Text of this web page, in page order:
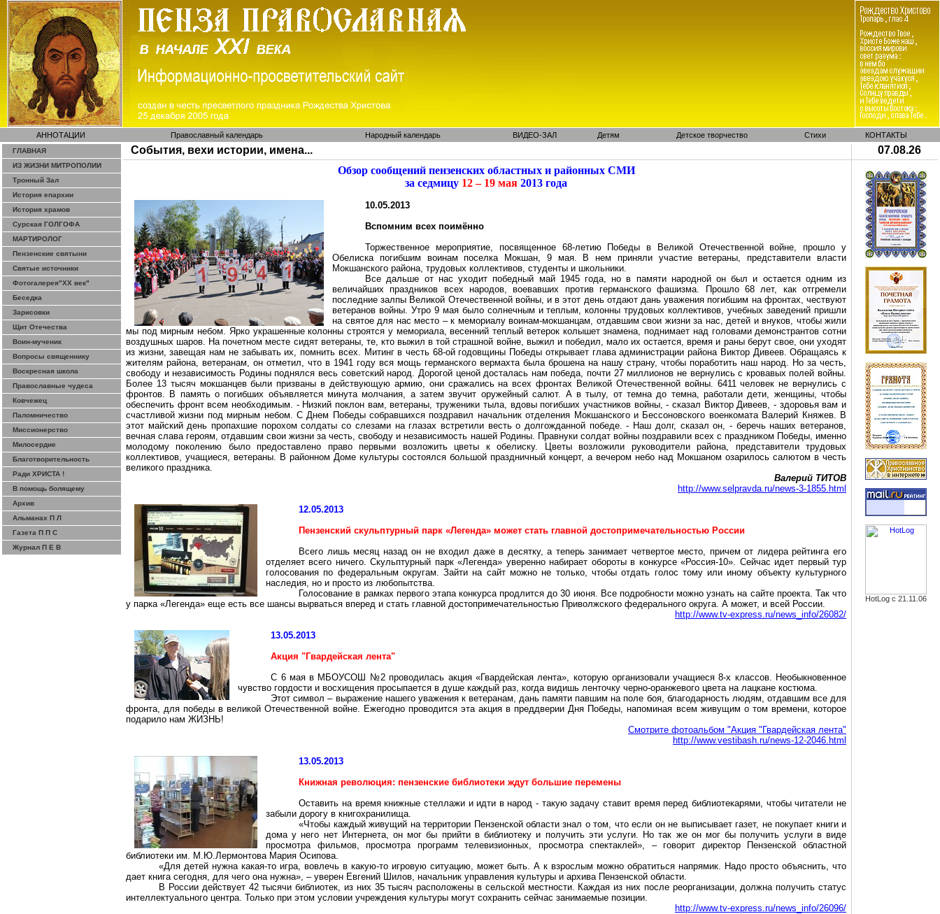
АННОТАЦИИ Православный календарь Народный календарь ВИДЕО-ЗАЛ Детям Детское творчество Стихи КОНТАКТЫ
ГЛАВНАЯ
ИЗ ЖИЗНИ МИТРОПОЛИИ
Тронный Зал
История епархии
История храмов
Сурская ГОЛГОФА
МАРТИРОЛОГ
Пензенские святыни
Святые источники
Фотогалерея"ХХ век"
Беседка
Зарисовки
Щит Отечества
Воин-мученик
Вопросы священнику
Воскресная школа
Православные чудеса
Ковчежец
Паломничество
Миссионерство
Милосердие
Благотворительность
Ради ХРИСТА !
В помощь болящему
Архив
Альманах П Л
Газета П П С
Журнал П Е В
События, вехи истории, имена...
07.08.26
Обзор сообщений пензенских областных и районных СМИ
за седмицу 12 – 19 мая 2013 года
10.05.2013
Вспомним всех поимённо
Торжественное мероприятие, посвященное 68-летию Победы в Великой Отечественной войне, прошло у
Обелиска погибшим воинам поселка Мокшан, 9 мая. В нем приняли участие ветераны, представители власти
Мокшанского района, трудовых коллективов, студенты и школьники.
Все дальше от нас уходит победный май 1945 года, но в памяти народной он был и остается одним из
величайших праздников всех народов, воевавших против германского фашизма. Прошло 68 лет, как отгремели
последние залпы Великой Отечественной войны, и в этот день отдают дань уважения погибшим на фронтах, чествуют
ветеранов войны. Утро 9 мая было солнечным и теплым, колонны трудовых коллективов, учебных заведений пришли
на святое для нас место – к мемориалу воинам-мокшанцам, отдавшим свои жизни за нас, детей и внуков, чтобы жили
мы под мирным небом. Ярко украшенные колонны строятся у мемориала, весенний теплый ветерок колышет знамена, поднимает над головами демонстрантов сотни
воздушных шаров. На почетном месте сидят ветераны, те, кто выжил в той страшной войне, выжил и победил, мало их остается, время и раны берут свое, они уходят
из жизни, завещая нам не забывать их, помнить всех. Митинг в честь 68-ой годовщины Победы открывает глава администрации района Виктор Дивеев. Обращаясь к
жителям района, ветеранам, он отметил, что в 1941 году вся мощь германского вермахта была брошена на нашу страну, чтобы поработить наш народ. Но за честь,
свободу и независимость Родины поднялся весь советский народ. Дорогой ценой досталась нам победа, почти 27 миллионов не вернулись с кровавых полей войны.
Более 13 тысяч мокшанцев были призваны в действующую армию, они сражались на всех фронтах Великой Отечественной войны. 6411 человек не вернулись с
фронтов. В память о погибших объявляется минута молчания, а затем звучит оружейный салют. А в тылу, от темна до темна, работали дети, женщины, чтобы
обеспечить фронт всем необходимым. - Низкий поклон вам, ветераны, труженики тыла, вдовы погибших участников войны, - сказал Виктор Дивеев, - здоровья вам и
счастливой жизни под мирным небом. С Днем Победы собравшихся поздравил начальник отделения Мокшанского и Бессоновского военкомата Валерий Княжев. В
этот майский день пропахшие порохом солдаты со слезами на глазах встретили весть о долгожданной победе. - Наш долг, сказал он, - беречь наших ветеранов,
вечная слава героям, отдавшим свои жизни за честь, свободу и независимость нашей Родины. Правнуки солдат войны поздравили всех с праздником Победы, именно
молодому поколению было предоставлено право первыми возложить цветы к обелиску. Цветы возложили руководители района, представители трудовых
коллективов, учащиеся, ветераны. В районном Доме культуры состоялся большой праздничный концерт, а вечером небо над Мокшаном озарилось салютом в честь
великого праздника.
Валерий ТИТОВ
http://www.selpravda.ru/news-3-1855.html
12.05.2013
Пензенский скульптурный парк «Легенда» может стать главной достопримечательностью России
Всего лишь месяц назад он не входил даже в десятку, а теперь занимает четвертое место, причем от лидера рейтинга его
отделяет всего ничего. Скульптурный парк «Легенда» уверенно набирает обороты в конкурсе «Россия-10». Сейчас идет первый тур
голосования по федеральным округам. Зайти на сайт можно не только, чтобы отдать голос тому или иному объекту культурного
наследия, но и просто из любопытства.
Голосование в рамках первого этапа конкурса продлится до 30 июня. Все подробности можно узнать на сайте проекта. Так что
у парка «Легенда» еще есть все шансы вырваться вперед и стать главной достопримечательностью Приволжского федерального округа. А может, и всей России.
http://www.tv-express.ru/news_info/26082/
13.05.2013
Акция "Гвардейская лента"
С 6 мая в МБОУСОШ №2 проводилась акция «Гвардейская лента», которую организовали учащиеся 8-х классов. Необыкновенное
чувство гордости и восхищения просыпается в душе каждый раз, когда видишь ленточку черно-оранжевого цвета на лацкане костюма.
Этот символ – выражение нашего уважения к ветеранам, дань памяти павшим на поле боя, благодарность людям, отдавшим все для
фронта, для победы в великой Отечественной войне. Ежегодно проводится эта акция в преддверии Дня Победы, напоминая всем живущим о том времени, которое
подарило нам ЖИЗНЬ!
Смотрите фотоальбом "Акция "Гвардейская лента"
http://www.vestibash.ru/news-12-2046.html
13.05.2013
Книжная революция: пензенские библиотеки ждут большие перемены
Оставить на время книжные стеллажи и идти в народ - такую задачу ставит время перед библиотекарями, чтобы читатели не
забыли дорогу в книгохранилища.
«Чтобы каждый живущий на территории Пензенской области знал о том, что если он не выписывает газет, не покупает книги и
дома у него нет Интернета, он мог бы прийти в библиотеку и получить эти услуги. Но так же он мог бы получить услуги в виде
просмотра фильмов, просмотра программ телевизионных, просмотра спектаклей», – говорит директор Пензенской областной
библиотеки им. М.Ю.Лермонтова Мария Осипова.
«Для детей нужна какая-то игра, вовлечь в какую-то игровую ситуацию, может быть. А к взрослым можно обратиться напрямик. Надо просто объяснить, что
дает книга сегодня, для чего она нужна», – уверен Евгений Шилов, начальник управления культуры и архива Пензенской области.
В России действует 42 тысячи библиотек, из них 35 тысяч расположены в сельской местности. Каждая из них после реорганизации, должна получить статус
интеллектуального центра. Только при этом условии учреждения культуры могут сохранить сейчас занимаемые позиции.
http://www.tv-express.ru/news_info/26096/
HotLog с 21.11.06